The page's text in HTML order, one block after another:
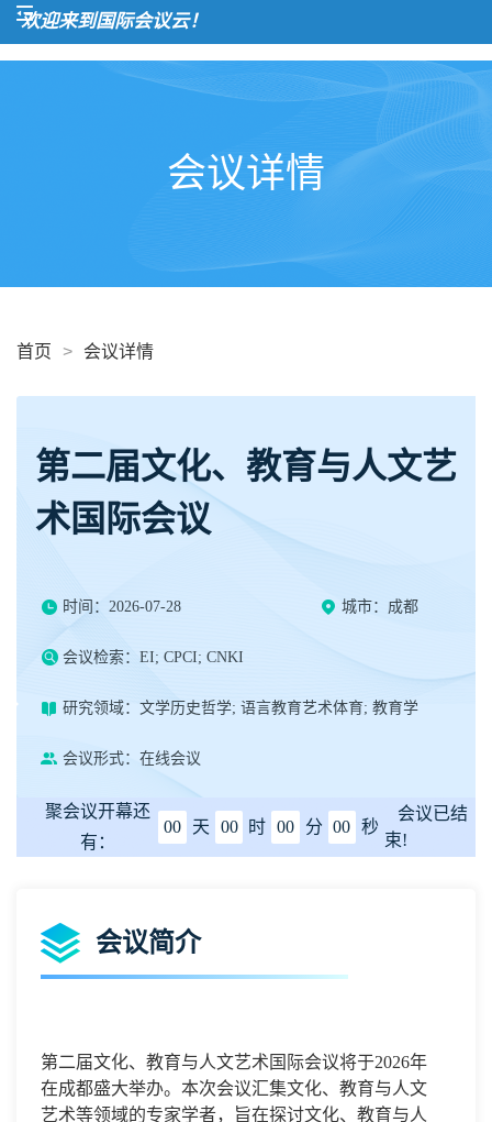
迎来到国际会议云！
会议详情
首页 > 会议详情
第二届文化、教育与人文艺
术国际会议
时间：2026-07-28 城市：成都
会议检索：EI; CPCI; CNKI
研究领域：文学历史哲学; 语言教育艺术体育; 教育学
会议形式：在线会议
聚会议开幕还
有：
00 天 00 时 00 分 00 秒
会议已结
束!
会议简介
第二届文化、教育与人文艺术国际会议将于2026年
在成都盛大举办。本次会议汇集文化、教育与人文
艺术等领域的专家学者，旨在探讨文化、教育与人